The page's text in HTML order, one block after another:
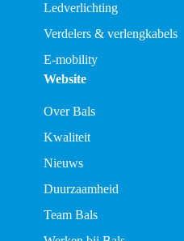
Ledverlichting
Verdelers & verlengkabels
E-mobility
Website
Over Bals
Kwaliteit
Nieuws
Duurzaamheid
Team Bals